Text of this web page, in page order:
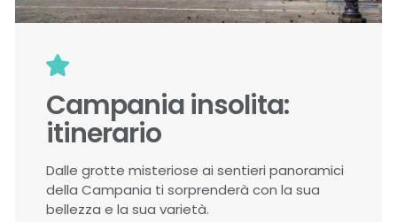
Campania insolita:
itinerario
Dalle grotte misteriose ai sentieri panoramici
della Campania ti sorprenderà con la sua
bellezza e la sua varietà.